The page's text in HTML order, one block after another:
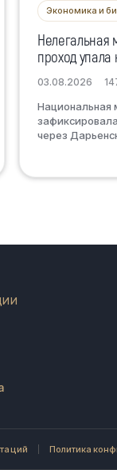
Экономика и
Нелегальная
проход
03.08.2026
Национальная
через
Политика